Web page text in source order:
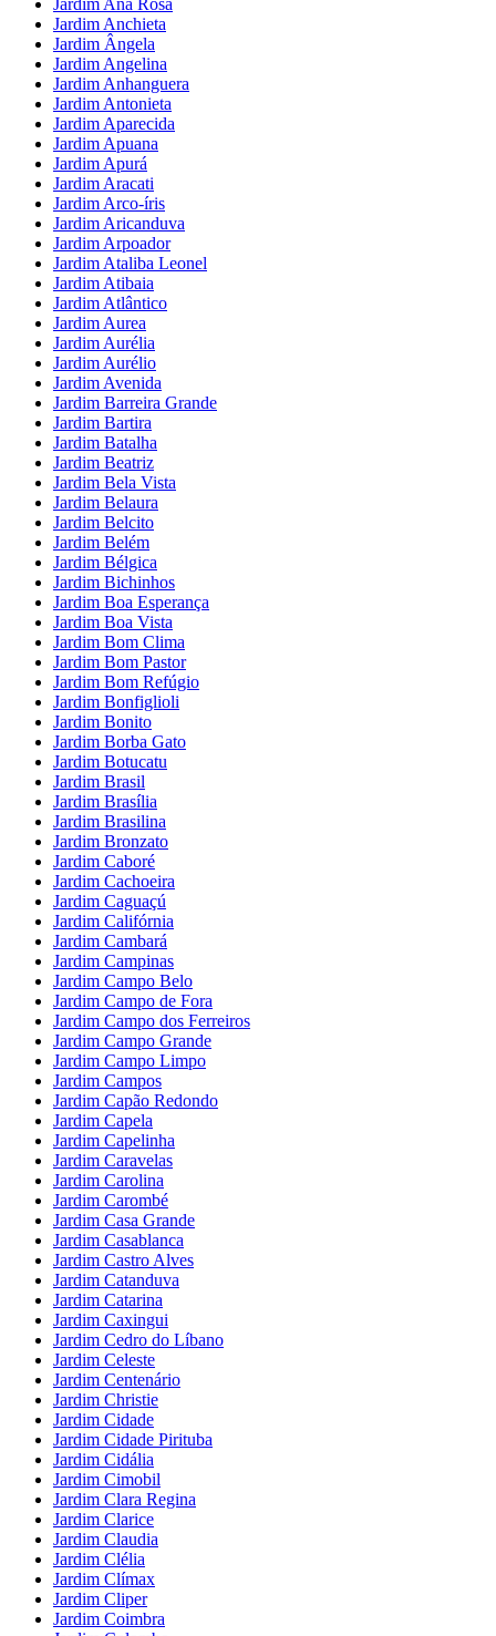
Jardim Anchieta
Jardim Ângela
Jardim Angelina
Jardim Anhanguera
Jardim Antonieta
Jardim Aparecida
Jardim Apuana
Jardim Apurá
Jardim Aracati
Jardim Arco-íris
Jardim Aricanduva
Jardim Arpoador
Jardim Ataliba Leonel
Jardim Atibaia
Jardim Atlântico
Jardim Aurea
Jardim Aurélia
Jardim Aurélio
Jardim Avenida
Jardim Barreira Grande
Jardim Bartira
Jardim Batalha
Jardim Beatriz
Jardim Bela Vista
Jardim Belaura
Jardim Belcito
Jardim Belém
Jardim Bélgica
Jardim Bichinhos
Jardim Boa Esperança
Jardim Boa Vista
Jardim Bom Clima
Jardim Bom Pastor
Jardim Bom Refúgio
Jardim Bonfiglioli
Jardim Bonito
Jardim Borba Gato
Jardim Botucatu
Jardim Brasil
Jardim Brasília
Jardim Brasilina
Jardim Bronzato
Jardim Caboré
Jardim Cachoeira
Jardim Caguaçú
Jardim Califórnia
Jardim Cambará
Jardim Campinas
Jardim Campo Belo
Jardim Campo de Fora
Jardim Campo dos Ferreiros
Jardim Campo Grande
Jardim Campo Limpo
Jardim Campos
Jardim Capão Redondo
Jardim Capela
Jardim Capelinha
Jardim Caravelas
Jardim Carolina
Jardim Carombé
Jardim Casa Grande
Jardim Casablanca
Jardim Castro Alves
Jardim Catanduva
Jardim Catarina
Jardim Caxingui
Jardim Cedro do Líbano
Jardim Celeste
Jardim Centenário
Jardim Christie
Jardim Cidade
Jardim Cidade Pirituba
Jardim Cidália
Jardim Cimobil
Jardim Clara Regina
Jardim Clarice
Jardim Claudia
Jardim Clélia
Jardim Clímax
Jardim Cliper
Jardim Coimbra